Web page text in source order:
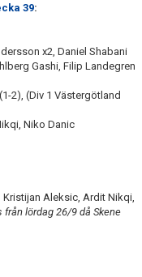
39:
x2, Daniel Shabani
Gashi, Filip Landegren
2), (Div 1 Västergötland
Niko Danic
Aleksic, Ardit Nikqi,
lördag 26/9 då Skene